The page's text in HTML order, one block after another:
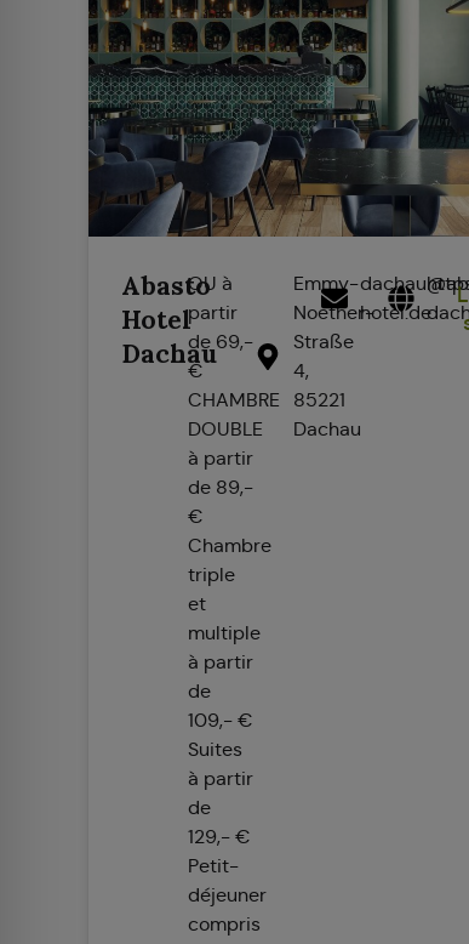
Abasto
Hotel
Dachau
OU à
partir
de 69,-
€
CHAMBRE
DOUBLE
à partir
de 89,-
€
Chambre
triple
et
multiple
à partir
de
109,- €
Suites
à partir
de
129,- €
Petit-
déjeuner
compris
Emmy-
Noether-
Straße
4,
85221
Dachau
hotel.de